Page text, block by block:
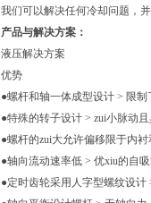
我们可以解决任何冷却问题，
产品与解决方案：
液压解决方案
优势
●螺杆和轴一体成型设计 > 限
●特殊的转子设计 > zui小脉动
●螺杆的zui大允许偏移限于内
●轴向流动速率低 > 优xiu的自
●定时齿轮采用人字型螺纹设